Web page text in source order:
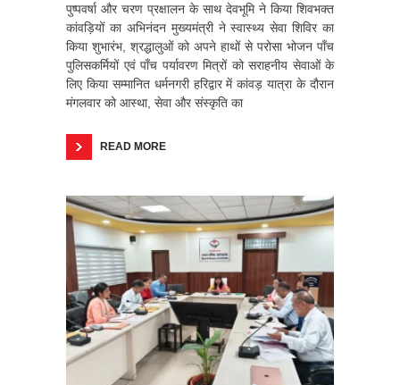
पुष्पवर्षा और चरण प्रक्षालन के साथ देवभूमि ने किया शिवभक्त
कांवड़ियों का अभिनंदन मुख्यमंत्री ने स्वास्थ्य सेवा शिविर का
किया शुभारंभ, श्रद्धालुओं को अपने हाथों से परोसा भोजन पाँच
पुलिसकर्मियों एवं पाँच पर्यावरण मित्रों को सराहनीय सेवाओं के
लिए किया सम्मानित धर्मनगरी हरिद्वार में कांवड़ यात्रा के दौरान
मंगलवार को आस्था, सेवा और संस्कृति का
READ MORE